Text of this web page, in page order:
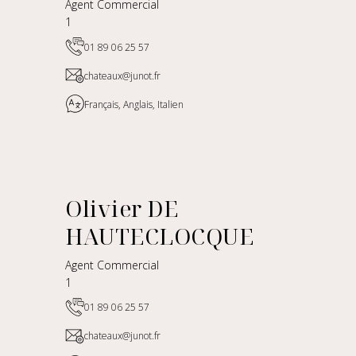
Agent Commercial
1
01 89 06 25 57
chateaux@junot.fr
Français, Anglais, Italien
Olivier DE
HAUTECLOCQUE
Agent Commercial
1
01 89 06 25 57
chateaux@junot.fr